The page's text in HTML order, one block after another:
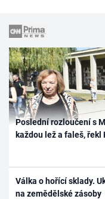
Poslední rozloučení s
každou lež a faleš, řekl
Válka o hořící sklady.
na zemědělské zásoby